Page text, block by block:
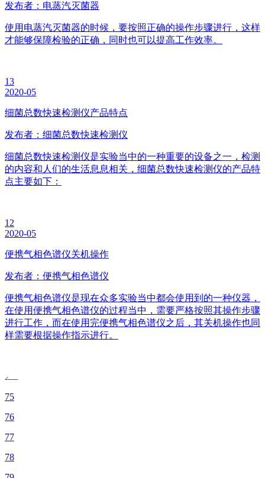
发布者：电蒸汽灭菌器
使用电蒸汽灭菌器的时候，要按照正确的操作步骤进行，这样
才能够保障检验的正确，同时也可以提高工作效率。
13
2020-05
细菌总数快速检测仪产品特点
发布者：细菌总数快速检测仪
细菌总数快速检测仪是实验当中的一种重要的设备之一，检测
的内容和人们的生活息息相关，细菌总数快速检测仪的产品特
点主要如下：
12
2020-05
便携气相色谱仪关机操作
发布者：便携气相色谱仪
便携气相色谱仪是现在众多实验当中都会使用到的一种仪器，
在使用便携气相色谱仪的过程当中，需要严格按照其操作步骤
进行工作，而在使用完便携气相色谱仪之后，其关机操作也同
样需要根据操作指示进行。
75
76
77
78